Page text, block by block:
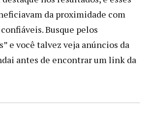
da proximidade com
Busque pelos
e você talvez veja anúncios da
antes de encontrar um link da